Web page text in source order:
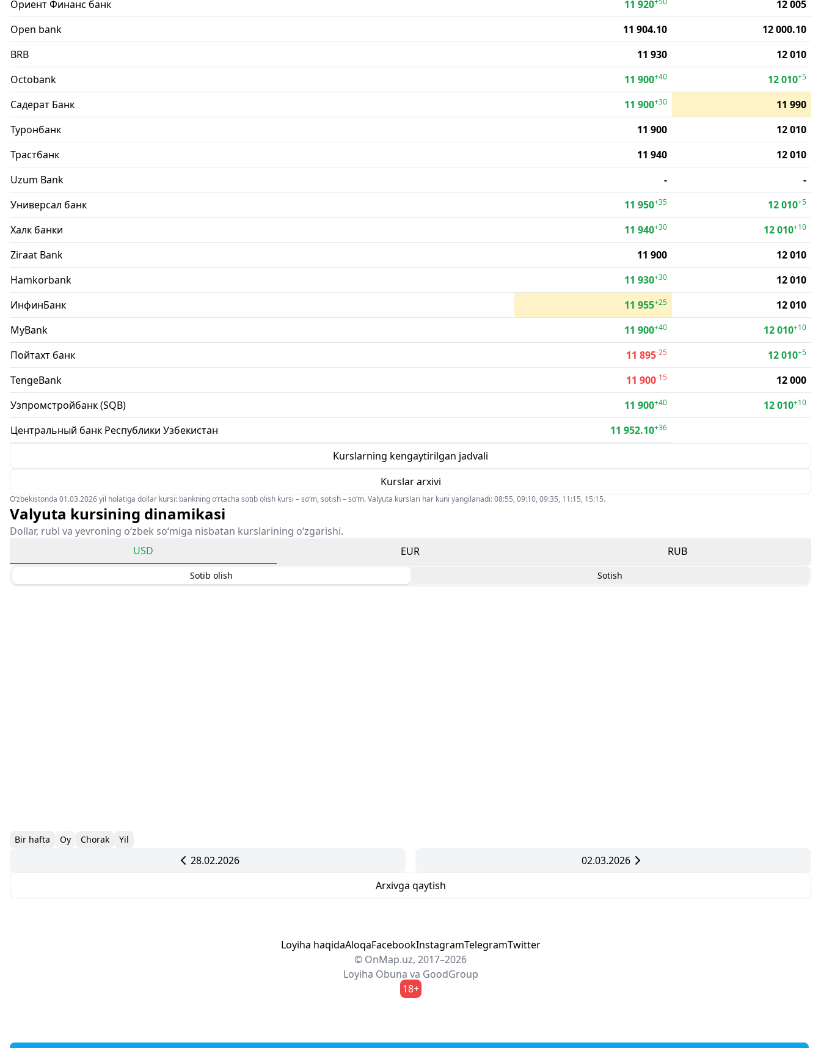
Ориент Финанс банк
11 920
12 005
Open bank
11 904.10
12 000.10
BRB
11 930
12 010
Octobank
11 900+40 12 010+5
Садерат Банк 11 900+30
11 990
Туронбанк
11 900
12 010
Трастбанк
11 940
12 010
Uzum Bank
-
-
Универсал банк
11 950+35 12 010+5
Халк банки 11 940+30 12 010+10
Ziraat Bank 11 900
12 010
Hamkorbank
11 930+30
12 010
ИнфинБанк
11 955+25
12 010
MyBank
11 900+40 12 010+10
Пойтахт банк 11 895-25 12 010+5
TengeBank 11 900-15
12 000
Узпромстройбанк (SQB)
11 900+40 12 010+10
Центральный банк Республики Узбекистан 11 952.10+36
Kurslarning kengaytirilgan jadvali
Kurslar arxivi
O‘zbekistonda 01.03.2026 yil holatiga dollar kursi: bankning o‘rtacha sotib olish kursi – so‘m, sotish – so‘m. Valyuta kurslari har kuni yangilanadi: 08:55, 09:10, 09:35, 11:15, 15:15.
Valyuta kursining dinamikasi
Dollar, rubl va yevroning o‘zbek so‘miga nisbatan kurslarining o‘zgarishi.
USD
EUR RUB
Sotib olish Sotish
Bir hafta Oy Chorak Yil
28.02.2026
02.03.2026
Arxivga qaytish
Loyiha haqidaAloqaFacebookInstagramTelegramTwitter
© OnMap.uz, 2017–2026
Loyiha Obuna va GoodGroup
18+